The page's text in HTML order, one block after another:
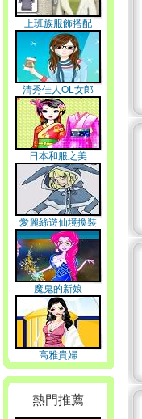
上班族服飾搭配
清秀佳人OL女郎
日本和服之美
愛麗絲遊仙境換裝
魔鬼的新娘
高雅貴婦
熱門推薦